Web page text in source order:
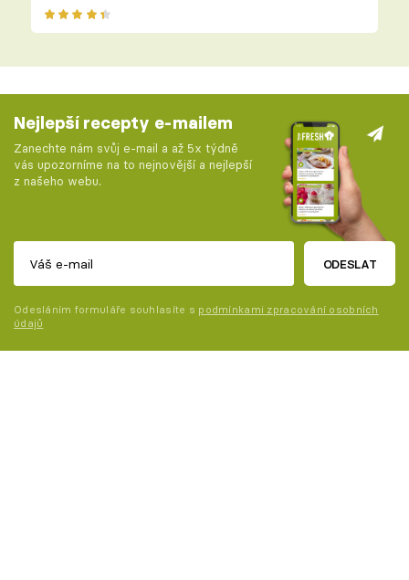
Nejlepší recepty e-mailem
Zanechte nám svůj e-mail a až 5x týdně
vás upozorníme na to nejnovější a nejlepší
z našeho webu.
ODESLAT
Odesláním formuláře souhlasíte s podmínkami zpracování osobních
údajů